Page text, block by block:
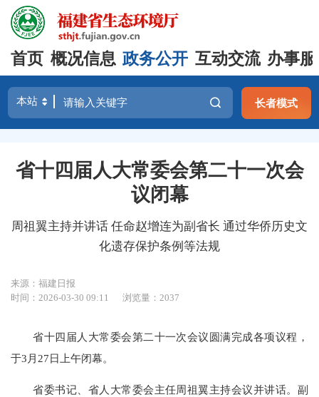
首页 概况信息 政务公开 互动交流 办事
长者模式
省十四届人大常委会第二十一次会
议闭幕
周祖翼主持并讲话 任命赵增连为副省长 通过华侨历史文
化遗存保护条例等法规
来源：福建日报
时间：2026-03-30 09:11
浏览量：2037
省十四届人大常委会第二十一次会议圆满完成各项议程，
于3月27日上午闭幕。
省委书记、省人大常委会主任周祖翼主持会议并讲话。副